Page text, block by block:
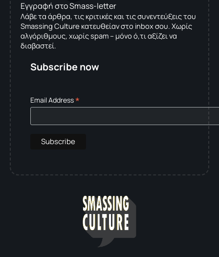
Εγγραφή στο Smass-letter
Λάβε τα άρθρα, τις κριτικές και τις συνεντεύξεις του
Smassing Culture κατευθείαν στο inbox σου. Χωρίς
αλγόριθμους, χωρίς spam – μόνο ό,τι αξίζει να
διαβαστεί.
Subscribe now
Email Address*